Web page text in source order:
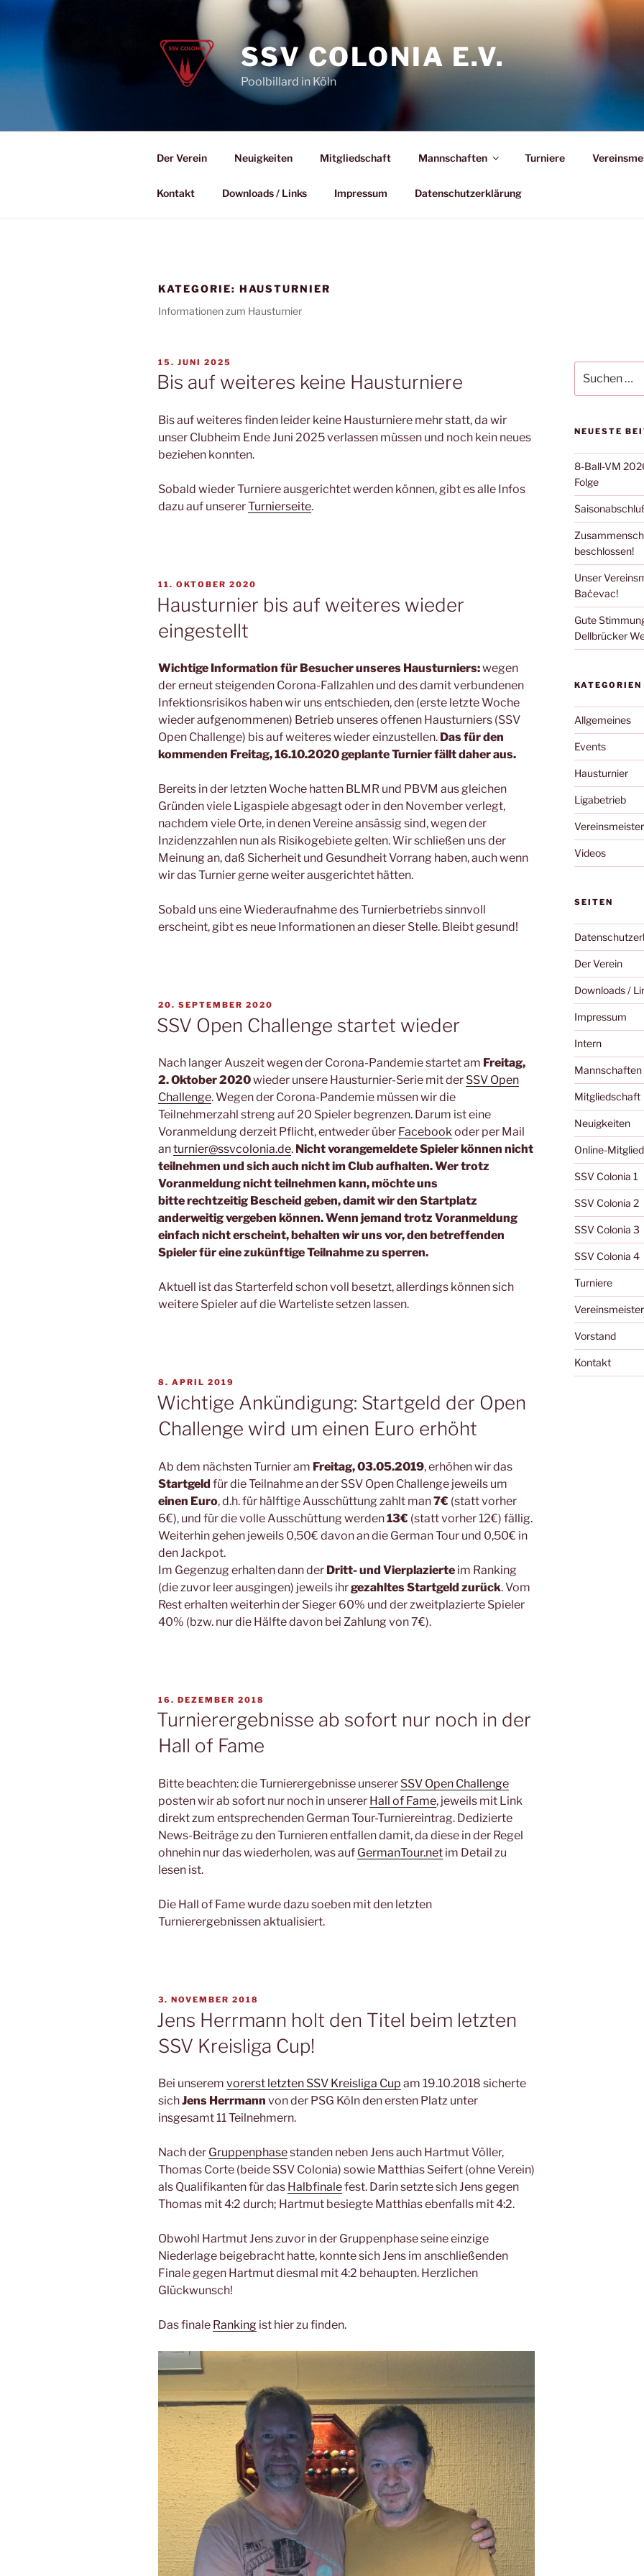
SSV COLONIA E.V.
Poolbillard in Köln
Der Verein Neuigkeiten Mitgliedschaft Mannschaften Turniere
Kontakt Downloads / Links Impressum Datenschutzerklärung
KATEGORIE: HAUSTURNIER
Informationen zum Hausturnier
VERÖFFENTLICHT
AM
15. JUNI 2025
Bis auf weiteres keine Hausturniere
Bis auf weiteres finden leider keine Hausturniere mehr statt, da wir
unser Clubheim Ende Juni 2025 verlassen müssen und noch kein neues
beziehen konnten.
Sobald wieder Turniere ausgerichtet werden können, gibt es alle Infos
dazu auf unsererTurnierseite.
VERÖFFENTLICHT
11. OKTOBER 2020
Hausturnier bis auf weiteres wieder
eingestellt
Wichtige Information für Besucher unseres Hausturniers:wegen
der erneut steigenden Corona-Fallzahlen und des damit verbundenen
Infektionsrisikos haben wir uns entschieden, den (erste letzte Woche
wieder aufgenommenen) Betrieb unseres offenen Hausturniers (SSV
Open Challenge) bis auf weiteres wieder einzustellen. Das für den
kommenden Freitag, 16.10.2020 geplante Turnier fällt daher aus.
Bereits in der letzten Woche hatten BLMR und PBVM aus gleichen
Gründen viele Ligaspiele abgesagt oder in den November verlegt,
nachdem viele Orte, in denen Vereine ansässig sind, wegen der
Inzidenzzahlen nun als Risikogebiete gelten. Wir schließen uns der
Meinung an, daß Sicherheit und Gesundheit Vorrang haben, auch wenn
wir das Turnier gerne weiter ausgerichtet hätten.
Sobald uns eine Wiederaufnahme des Turnierbetriebs sinnvoll
erscheint, gibt es neue Informationen an dieser Stelle. Bleibt gesund!
VERÖFFENTLICHT
AM
20. SEPTEMBER 2020
SSV Open Challenge startet wieder
Nach langer Auszeit wegen der Corona-Pandemie startet am Freitag,
2. Oktober 2020wieder unsere Hausturnier-Serie mit der SSV Open
Challenge. Wegen der Corona-Pandemie müssen wir die
Teilnehmerzahl streng auf 20 Spieler begrenzen. Darum ist eine
Voranmeldung derzeit Pflicht, entweder über Facebookoder per Mail
anturnier@ssvcolonia.de. Nicht vorangemeldete Spieler können nicht
teilnehmen und sich auch nicht im Club aufhalten. Wer trotz
Voranmeldung nicht teilnehmen kann, möchte uns
bitte rechtzeitig Bescheid geben, damit wir den Startplatz
anderweitig vergeben können. Wenn jemand trotz Voranmeldung
einfach nicht erscheint, behalten wir uns vor, den betreffenden
Spieler für eine zukünftige Teilnahme zu sperren.
Aktuell ist das Starterfeld schon voll besetzt, allerdings können sich
weitere Spieler auf die Warteliste setzen lassen.
VERÖFFENTLICHT
AM
8. APRIL 2019
Wichtige Ankündigung: Startgeld der Open
Challenge wird um einen Euro erhöht
Ab dem nächsten Turnier am Freitag, 03.05.2019, erhöhen wir das
Startgeld für die Teilnahme an der SSV Open Challenge jeweils um
einen Euro, d.h. für hälftige Ausschüttung zahlt man7€ (statt vorher
6€), und für die volle Ausschüttung werden13€ (statt vorher 12€) fällig.
Weiterhin gehen jeweils 0,50€ davon an die German Tour und 0,50€ in
den Jackpot.
Im Gegenzug erhalten dann der Dritt- und Vierplazierte im Ranking
(die zuvor leer ausgingen) jeweils ihrgezahltes Startgeld zurück. Vom
Rest erhalten weiterhin der Sieger 60% und der zweitplazierte Spieler
40% (bzw. nur die Hälfte davon bei Zahlung von 7€).
VERÖFFENTLICHT
AM
16. DEZEMBER 2018
Turnierergebnisse ab sofort nur noch in der
Hall of Fame
Bitte beachten: die Turnierergebnisse unserer SSV Open Challenge
posten wir ab sofort nur noch in unserer Hall of Fame, jeweils mit Link
direkt zum entsprechenden German Tour-Turniereintrag. Dedizierte
News-Beiträge zu den Turnieren entfallen damit, da diese in der Regel
ohnehin nur das wiederholen, was auf GermanTour.net im Detail zu
lesen ist.
Die Hall of Fame wurde dazu soeben mit den letzten
Turnierergebnissen aktualisiert.
VERÖFFENTLICHT
3. NOVEMBER 2018
Jens Herrmann holt den Titel beim letzten
SSV Kreisliga Cup!
Bei unserem vorerst letzten SSV Kreisliga Cup am 19.10.2018 sicherte
sichJens Herrmann von der PSG Köln den ersten Platz unter
insgesamt 11 Teilnehmern.
Nach der Gruppenphasestanden neben Jens auch Hartmut Völler,
Thomas Corte (beide SSV Colonia) sowie Matthias Seifert (ohne Verein)
als Qualifikanten für das Halbfinalefest. Darin setzte sich Jens gegen
Thomas mit 4:2 durch; Hartmut besiegte Matthias ebenfalls mit 4:2.
Obwohl Hartmut Jens zuvor in der Gruppenphase seine einzige
Niederlage beigebracht hatte, konnte sich Jens im anschließenden
Finale gegen Hartmut diesmal mit 4:2 behaupten. Herzlichen
Glückwunsch!
Das finale Ranking ist hier zu finden.
nach:
NEUESTE
8-Ball-VM
Folge
beschlossen!
Unser
Baċevac!
Gute
Dellbrücker
KATEGORIEN
Allgemeines
Events
Hausturnier
Ligabetrieb
Videos
SEITEN
Der Verein
Downloads /
Impressum
Intern
Mannschaften
Mitgliedschaft
Neuigkeiten
Online-
SSV Colonia 1
SSV Colonia 2
SSV Colonia 3
SSV Colonia 4
Turniere
Vereinsmeister
Vorstand
Kontakt